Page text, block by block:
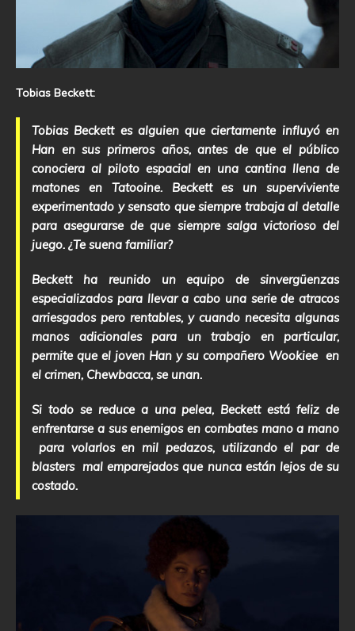
Tobias Beckett:
Tobias Beckett es alguien que ciertamente influyó en
Han en sus primeros años, antes de que el público
conociera al piloto espacial en una cantina llena de
matones en Tatooine. Beckett es un superviviente
experimentado y sensato que siempre trabaja al detalle
para asegurarse de que siempre salga victorioso del
juego. ¿Te suena familiar?
Beckett ha reunido un equipo de sinvergüenzas
especializados para llevar a cabo una serie de atracos
arriesgados pero rentables, y cuando necesita algunas
manos adicionales para un trabajo en particular,
permite que el joven Han y su compañero Wookiee en
el crimen, Chewbacca, se unan.
Si todo se reduce a una pelea, Beckett está feliz de
enfrentarse a sus enemigos en combates mano a mano
para volarlos en mil pedazos, utilizando el par de
blasters mal emparejados que nunca están lejos de su
costado.